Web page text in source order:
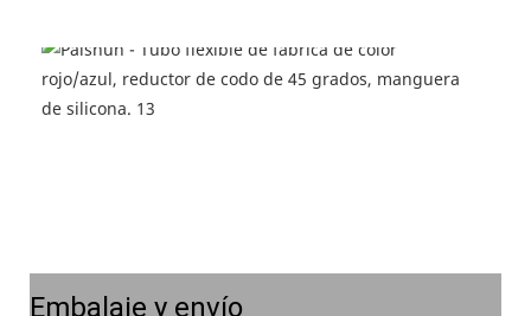
Embalaje y envío